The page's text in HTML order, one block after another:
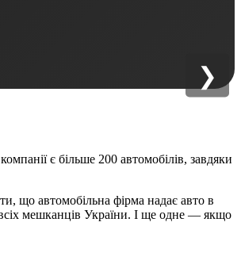
є більше 200 автомобілів, завдяки
що автомобільна фірма надає авто в
мешканців України. І ще одне — якщо
❯